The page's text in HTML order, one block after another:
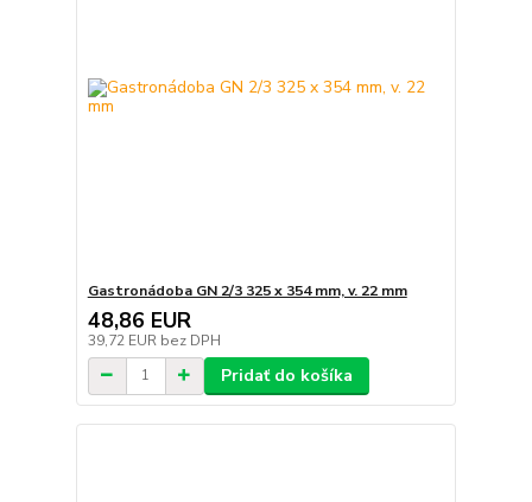
Gastronádoba GN 2/3 325 x 354 mm, v. 22 mm
48,86 EUR
39,72 EUR bez DPH
Pridať do košíka